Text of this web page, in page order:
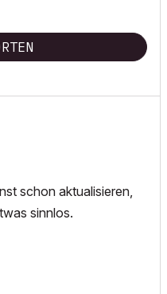
schon aktualisieren,
sinnlos.